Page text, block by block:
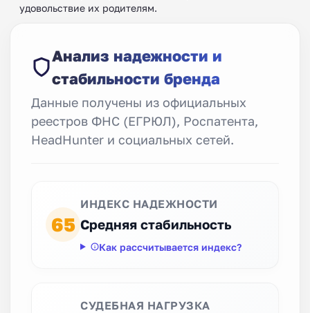
удовольствие их родителям.
Анализ надежности и
стабильности бренда
Данные получены из официальных
реестров ФНС (ЕГРЮЛ), Роспатента,
HeadHunter и социальных сетей.
65
ИНДЕКС НАДЕЖНОСТИ
Средняя стабильность
Как рассчитывается индекс?
СУДЕБНАЯ НАГРУЗКА